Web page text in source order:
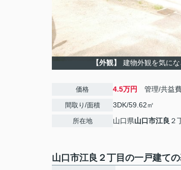
【外観】 建物外観を気に
価格 4.5万円 管理/共益
間取り/面積 3DK/59.62㎡
所在地 山口県山口市江良 ２
山口市江良２丁目の一戸建て